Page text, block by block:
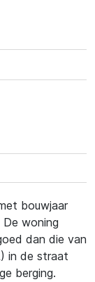
bouwjaar
woning
dan die van
in de straat
berging.